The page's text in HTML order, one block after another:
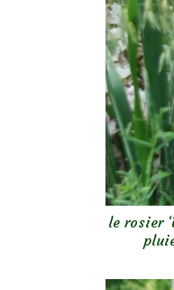
le rosier